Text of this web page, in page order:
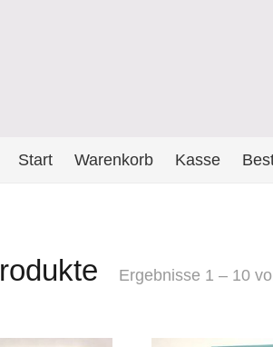
Start Warenkorb Kasse
Ergebnisse 1 – 10